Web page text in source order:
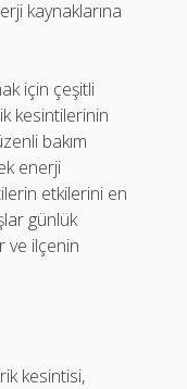
kaynaklarına
için çeşitli
kesintilerinin
bakım
enerji
etkilerini en
günlük
ve ilçenin
kesintisi,